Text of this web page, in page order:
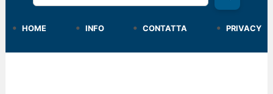
HOME INFO CONTATTA PRIVACY